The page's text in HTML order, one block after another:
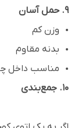
۹. حمل آسان
وزن کم
بدنه مقاوم
مناسب داخل
۱۰. جمع‌بندی